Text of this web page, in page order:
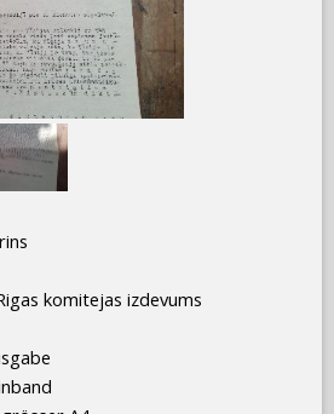
komitejas izdevums